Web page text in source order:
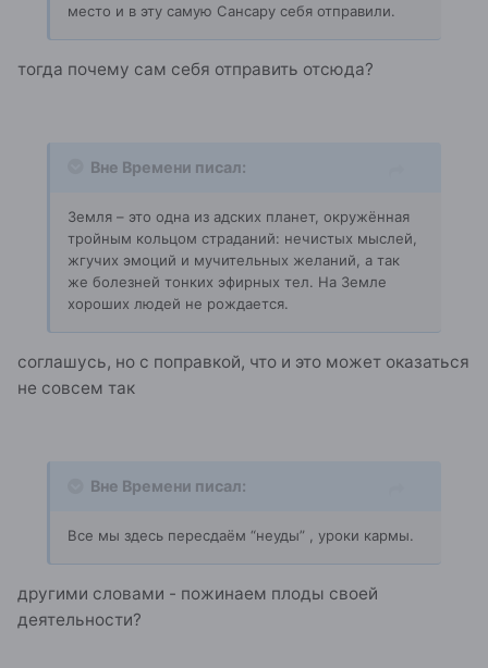
место и в эту самую Сансару себя отправили.
тогда почему сам себя отправить отсюда?
Вне Времени писал:
Земля – это одна из адских планет, окружённая
тройным кольцом страданий: нечистых мыслей,
жгучих эмоций и мучительных желаний, а так
же болезней тонких эфирных тел. На Земле
хороших людей не рождается.
соглашусь, но с поправкой, что и это может оказаться
не совсем так
Вне Времени писал:
Все мы здесь пересдаём “неуды” , уроки кармы.
другими словами - пожинаем плоды своей
деятельности?